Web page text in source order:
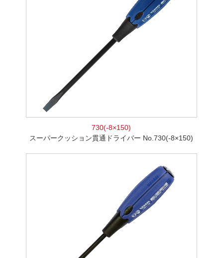
730(-8×150)
スーパークッション貫通ドライバー No.730(-8×150)